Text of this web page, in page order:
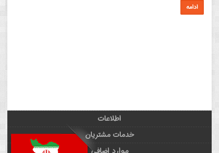
ادامه
اطلاعات
خدمات مشتریان